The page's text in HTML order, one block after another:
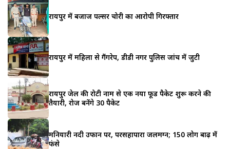
रायपुर में बजाज पल्सर चोरी का आरोपी गिरफ्तार
रायपुर में महिला से गैंगरेप, डीडी नगर पुलिस जांच में जुटी
रायपुर जेल की रोटी नाम से एक नया फूड पैकेट शुरू करने की
तैयारी, रोज बनेंगे 30 पैकेट
मनियारी नदी उफान पर, परसहापारा जलमग्न; 150 लोग बाढ़ में
फंसे